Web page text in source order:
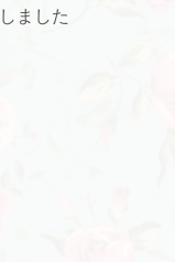
ました